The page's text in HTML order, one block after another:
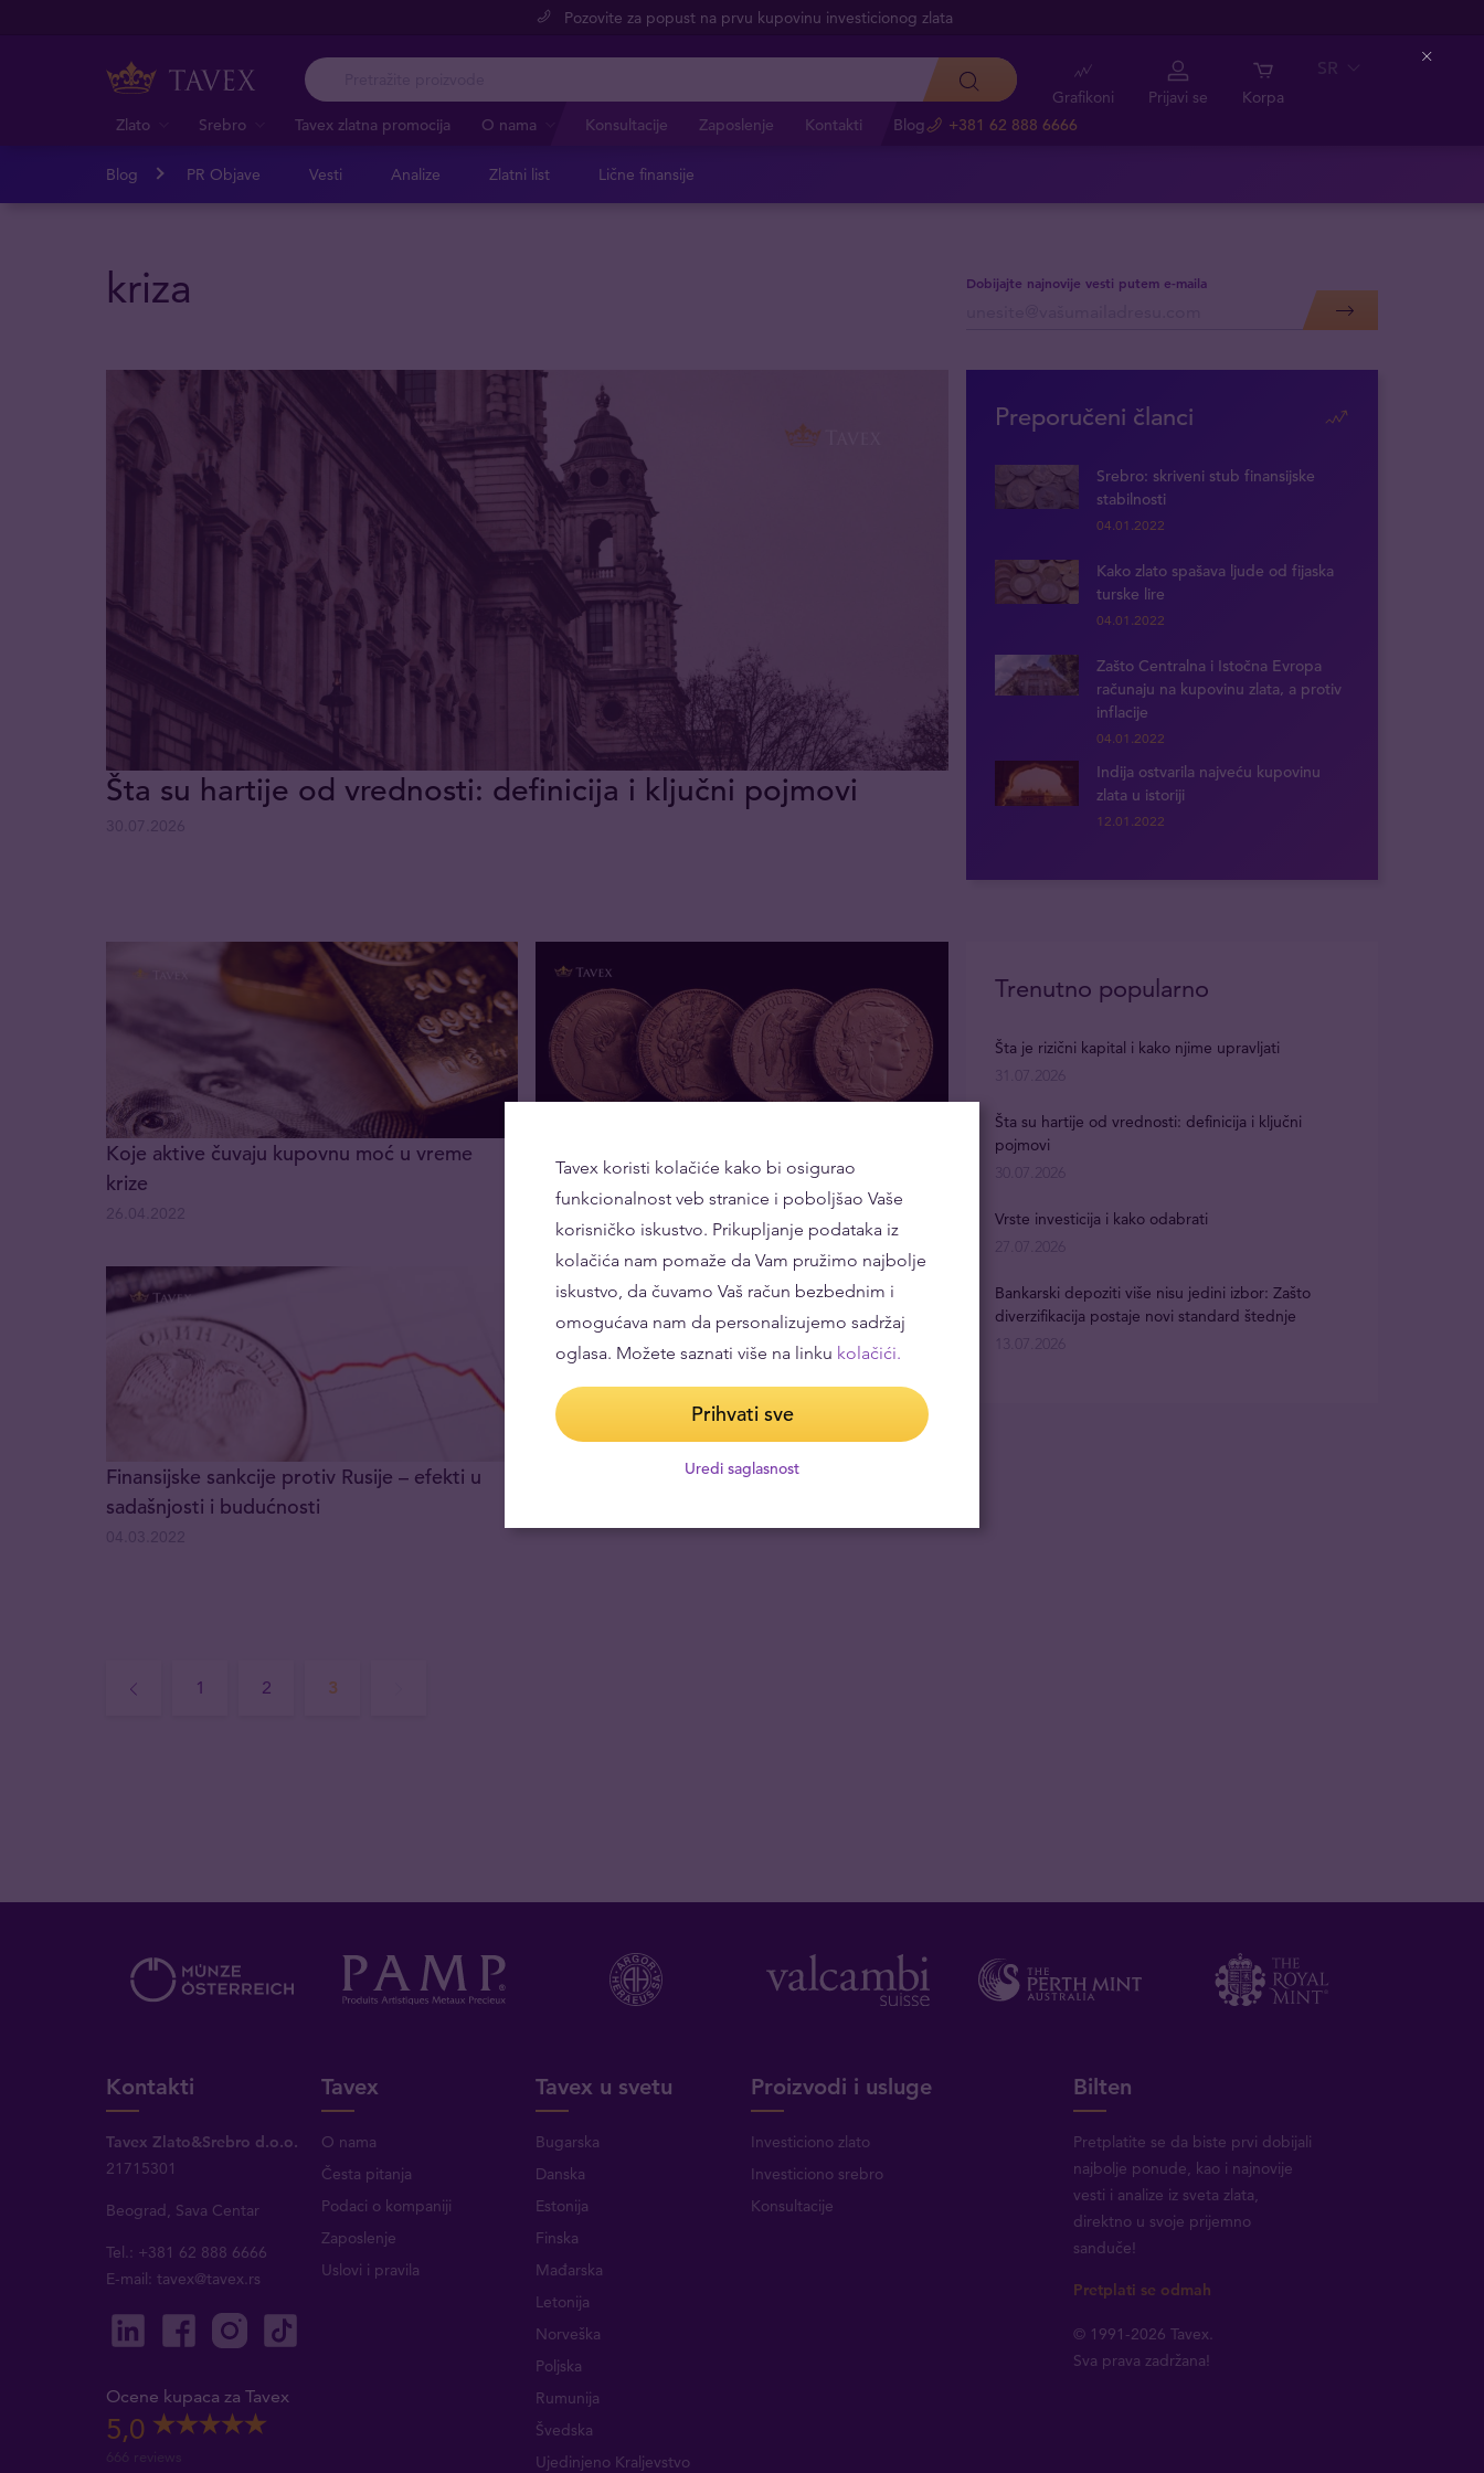
Pozovite za popust na prvu kupovinu investicionog zlata
Zlato Srebro Tavex zlatna promocija O nama Konsultacije Zaposlenje Kontakti Blog +381 62 888 6666
Grafikoni Prijavi se Korpa
SR
Blog PR Objave Vesti Analize Zlatni list Lične finansije
kriza Dobijajte najnovije vesti putem e-maila
Šta su hartije od vrednosti: definicija i ključni pojmovi
Preporučeni članci
Srebro: skriveni stub finansijske
stabilnosti
04.01.2022
Kako zlato spašava ljude od fijaska
turske lire
04.01.2022
Zašto Centralna i Istočna Evropa
računaju na kupovinu zlata, a protiv
inflacije
04.01.2022
Indija ostvarila najveću kupovinu
zlata u istoriji
12.01.2022
Koje aktive čuvaju kupovnu moć u vreme
krize
Finansijske sankcije protiv Rusije – efekti u
sadašnjosti i budućnosti
Trenutno popularno
Šta je rizični kapital i kako njime upravljati
31.07.2026
Šta su hartije od vrednosti: definicija i ključni
pojmovi
30.07.2026
Vrste investicija i kako odabrati
27.07.2026
Bankarski depoziti više nisu jedini izbor: Zašto
diverzifikacija postaje novi standard štednje
13.07.2026
1 2 3
Kontakti
Tavex Zlato&Srebro d.o.o.
21715301
Beograd, Sava Centar
Tel.: +381 62 888 6666
E-mail:tavex@tavex.rs
Ocene kupaca za Tavex
5,0
666 reviews
Tavex
O nama
Česta pitanja
Podaci o kompaniji
Zaposlenje
Uslovi i pravila
Tavex u svetu
Bugarska
Danska
Estonija
Finska
Mađarska
Letonija
Norveška
Poljska
Rumunija
Švedska
Ujedinjeno Kraljevstvo
Proizvodi i usluge
Investiciono zlato
Investiciono srebro
Konsultacije
Bilten
Pretplatite se da biste prvi dobijali
najbolje ponude, kao i najnovije
vesti i analize iz sveta zlata,
direktno u svoje prijemno
sanduče!
Pretplati se odmah
© 1991-2026 Tavex.
Sva prava zadržana!
Tavex koristi kolačiće kako bi osigurao
funkcionalnost veb stranice i poboljšao Vaše
korisničko iskustvo. Prikupljanje podataka iz
kolačića nam pomaže da Vam pružimo najbolje
iskustvo, da čuvamo Vaš račun bezbednim i
omogućava nam da personalizujemo sadržaj
oglasa. Možete saznati više na linku kolačići.
Prihvati sve
Uredi saglasnost
Close